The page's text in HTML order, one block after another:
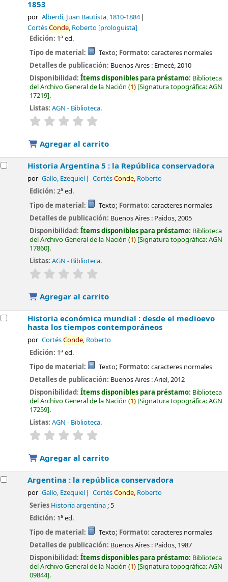
1853
por Alberdi, Juan Bautista, 1810-1884
CortésConde, Roberto [prologuista]
Edición: 1ª ed.
Tipo de material:
Texto; Formato: caracteres normales
Detalles de publicación: Buenos Aires : Emecé,2010
Disponibilidad:Ítems disponibles para préstamo: Biblioteca
del Archivo General de la Nación (1) Signatura topográfica:AGN
17219 .
Listas: AGN - Biblioteca.
valoración
Agregar al carrito
Historia Argentina 5 : la República conservadora
por Gallo, Ezequiel CortésConde,Roberto
Edición:2ª ed.
Tipo de material:
Texto; Formato: caracteres normales
Detalles de publicación: Buenos Aires : Paidos,2005
Disponibilidad:Ítems disponibles para préstamo: Biblioteca
del Archivo General de la Nación (1) Signatura topográfica:AGN
17860 .
Listas: AGN - Biblioteca.
valoración
Agregar al carrito
Historia económica mundial : desde el medioevo
hasta los tiempos contemporáneos
por CortésConde,Roberto
Edición: 1ª ed.
Tipo de material:
Texto; Formato: caracteres normales
Detalles de publicación: Buenos Aires :Ariel,2012
Disponibilidad:Ítems disponibles para préstamo: Biblioteca
del Archivo General de la Nación (1) Signatura topográfica:AGN
17259 .
Listas: AGN - Biblioteca.
valoración
Agregar al carrito
Argentina : la república conservadora
por Gallo, Ezequiel CortésConde,Roberto
Series Historia argentina; 5
Edición: 1ª ed.
Tipo de material:
Texto; Formato: caracteres normales
Detalles de publicación: Buenos Aires : Paidos, 1987
Disponibilidad:Ítems disponibles para préstamo: Biblioteca
del Archivo General de la Nación (1) Signatura topográfica:AGN
09844 .